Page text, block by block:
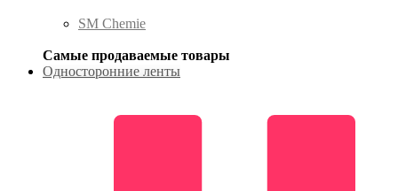
SM Chemie
Самые продаваемые товары
Односторонние ленты